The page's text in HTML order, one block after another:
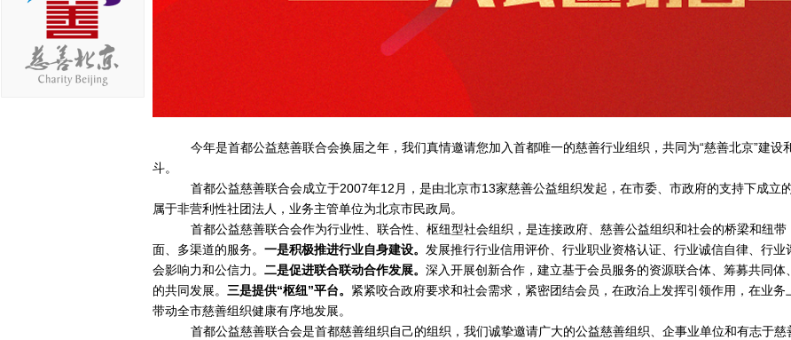
今年是首都公益慈善联合会换届之年，我们真情邀请您加入首都唯一的慈善行业组织，共同为“慈善北京”建设
斗。
首都公益慈善联合会成立于2007年12月，是由北京市13家慈善公益组织发起，在市委、市政府的支持下成立
属于非营利性社团法人，业务主管单位为北京市民政局。
首都公益慈善联合会作为行业性、联合性、枢纽型社会组织，是连接政府、慈善公益组织和社会的桥梁和纽
面、多渠道的服务。 一是积极推进行业自身建设。 发展推行行业信用评价、行业职业资格认证、行业诚信自律、行
会影响力和公信力。 二是促进联合联动合作发展。 深入开展创新合作，建立基于会员服务的资源联合体、筹募共同
的共同发展。 三是提供“枢纽”平台。 紧紧咬合政府要求和社会需求，紧密团结会员，在政治上发挥引领作用，在业务
带动全市慈善组织健康有序地发展。
首都公益慈善联合会是首都慈善组织自己的组织，我们诚挚邀请广大的公益慈善组织、企事业单位和有志于